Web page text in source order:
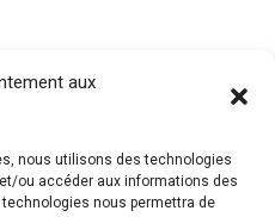
aux
nous utilisons des technologies
ou accéder aux informations des
nous permettra de
une nouvelle
dans une nouvelle
dans une
de services scolaire de la
web(ce lien ouvre dans une nouvelle